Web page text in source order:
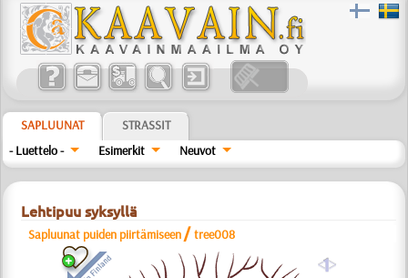
SAPLUUNAT
STRASSIT
- Luettelo -
Esimerkit Neuvot
Lehtipuu syksyllä
Sapluunat puiden piirtämiseen /tree008
a